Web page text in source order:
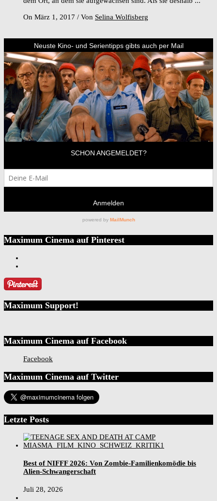
On März 1, 2017 / Von Selina Wolfisberg
Maximum Cinema auf Pinterest
Maximum Support!
Maximum Cinema auf Facebook
Facebook
Maximum Cinema auf Twitter
Letzte Posts
Best of NIFFF 2026: Von Zombie-Familienkomödie bis
Alien-Schwangerschaft
Juli 28, 2026